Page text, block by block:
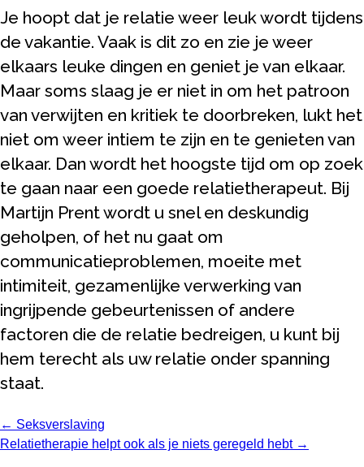
Je hoopt dat je relatie weer leuk wordt tijdens
de vakantie. Vaak is dit zo en zie je weer
elkaars leuke dingen en geniet je van elkaar.
Maar soms slaag je er niet in om het patroon
van verwijten en kritiek te doorbreken, lukt het
niet om weer intiem te zijn en te genieten van
elkaar. Dan wordt het hoogste tijd om op zoek
te gaan naar een goede relatietherapeut. Bij
Martijn Prent wordt u snel en deskundig
geholpen, of het nu gaat om
communicatieproblemen, moeite met
intimiteit, gezamenlijke verwerking van
ingrijpende gebeurtenissen of andere
factoren die de relatie bedreigen, u kunt bij
hem terecht als uw relatie onder spanning
staat.
Posts
← Seksverslaving
Relatietherapie helpt ook als je niets geregeld hebt →